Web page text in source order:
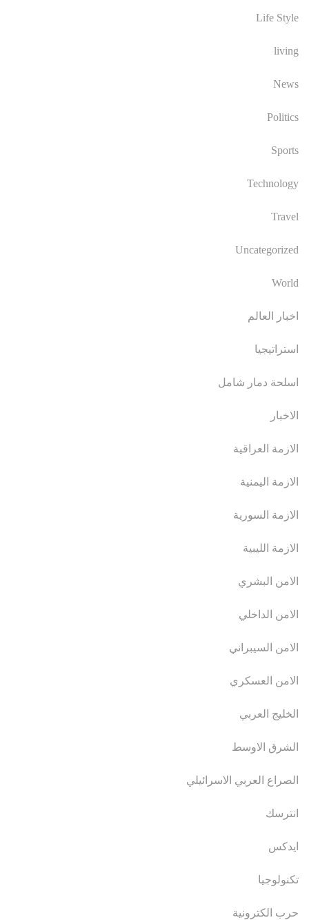
Life Style
living
News
Politics
Sports
Technology
Travel
Uncategorized
World
اخبار العالم
استراتيجيا
اسلحة دمار شامل
الاخبار
الازمة العراقية
الازمة اليمنية
الازمة السورية
الازمة الليبية
الامن البشري
الامن الداخلي
الامن السيبراني
الامن العسكري
الخليج العربي
الشرق الاوسط
الصراع العربي الاسرائيلي
انترسك
ايدكس
تكنولوجيا
حرب الكترونية